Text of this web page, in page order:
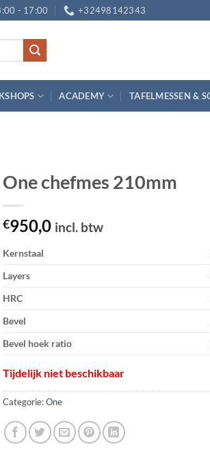
- 17:00 +32498142343
ACADEMY TAFELMESSEN &
One chefmes 210mm
€950,0 incl. btw
Kernstaal
Layers
HRC
Bevel
Bevel hoek ratio
Tijdelijk niet beschikbaar
Categorie:One